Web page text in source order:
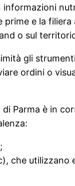
e la
o sul
gli
ordini o
Parma è in
che utilizzano